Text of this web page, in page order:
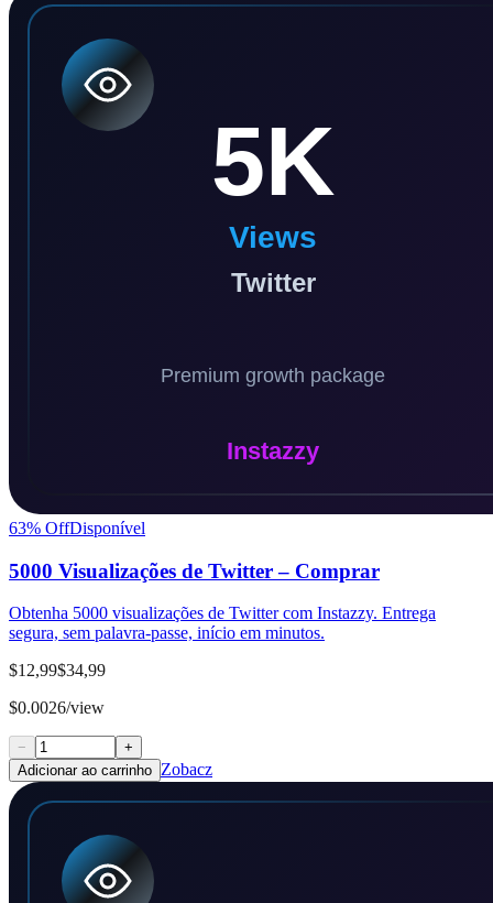
63% OffDisponível
5000 Visualizações de Twitter – Comprar
Obtenha 5000 visualizações de Twitter com Instazzy. Entrega
segura, sem palavra-passe, início em minutos.
$12,99$34,99
$0.0026/view
−
+
Adicionar ao carrinho Zobacz